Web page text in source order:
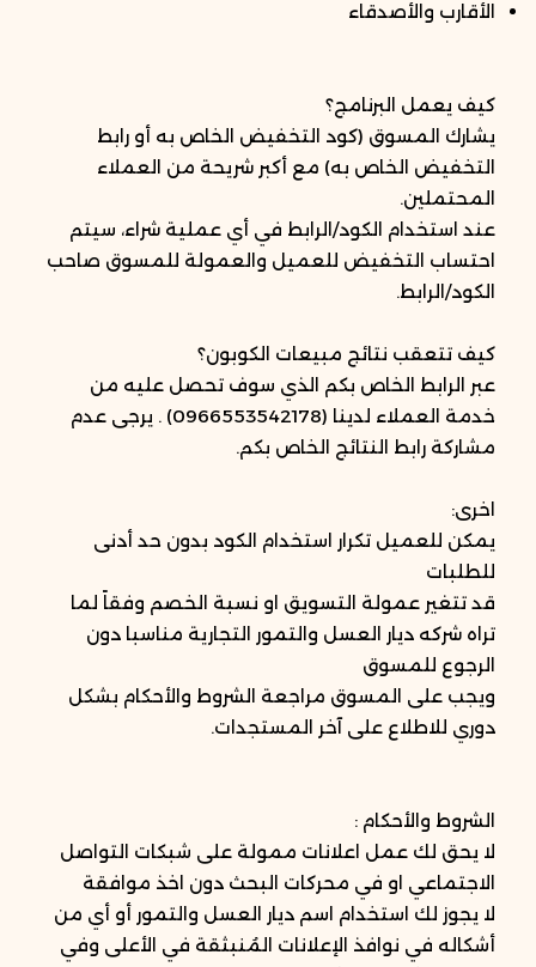
الأقارب والأصدقاء
كيف يعمل البرنامج؟
يشارك المسوق (كود التخفيض الخاص به أو رابط
التخفيض الخاص به) مع أكبر شريحة من العملاء
المحتملين.
عند استخدام الكود/الرابط في أي عملية شراء، سيتم
احتساب التخفيض للعميل والعمولة للمسوق صاحب
الكود/الرابط.
كيف تتعقب نتائج مبيعات الكوبون؟
عبر الرابط الخاص بكم الذي سوف تحصل عليه من
خدمة العملاء لدينا (0966553542178) . يرجى عدم
مشاركة رابط النتائج الخاص بكم.
اخرى:
يمكن للعميل تكرار استخدام الكود بدون حد أدنى
للطلبات
قد تتغير عمولة التسويق او نسبة الخصم وفقاً لما
تراه شركه ديار العسل والتمور التجارية مناسبا دون
الرجوع للمسوق
ويجب على المسوق مراجعة الشروط والأحكام بشكل
دوري للاطلاع على آخر المستجدات.
الشروط والأحكام :
لا يحق لك عمل اعلانات ممولة على شبكات التواصل
الاجتماعي او في محركات البحث دون اخذ موافقة
لا يجوز لك استخدام اسم ديار العسل والتمور أو أي من
أشكاله في نوافذ الإعلانات المُنبثقة في الأعلى وفي